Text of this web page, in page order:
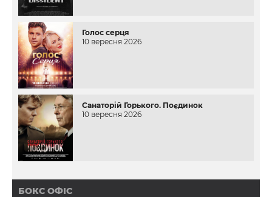
Голос серця
10 вересня 2026
Санаторій Горького. Поєдинок
10 вересня 2026
БОКС ОФІС